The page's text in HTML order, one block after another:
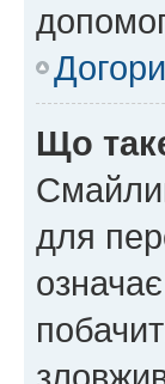
Догори
Що
для